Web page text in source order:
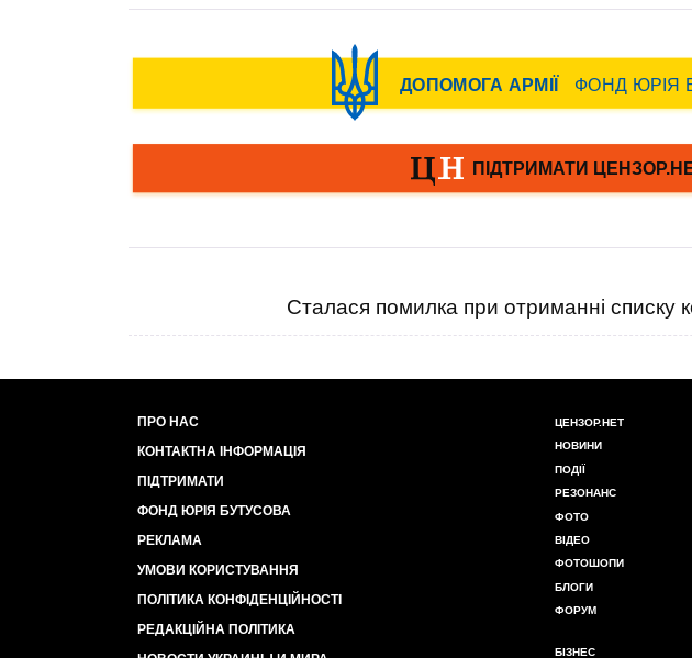
Сталася помилка при отриманні списку
ПРО НАС
КОНТАКТНА ІНФОРМАЦІЯ
ПІДТРИМАТИ
ФОНД ЮРІЯ БУТУСОВА
РЕКЛАМА
УМОВИ КОРИСТУВАННЯ
ПОЛІТИКА КОНФІДЕНЦІЙНОСТІ
РЕДАКЦІЙНА ПОЛІТИКА
ЦЕНЗОР.НЕТ
НОВИНИ
ПОДІЇ
РЕЗОНАНС
ФОТО
ВІДЕО
ФОТОШОПИ
БЛОГИ
ФОРУМ
БІЗНЕС